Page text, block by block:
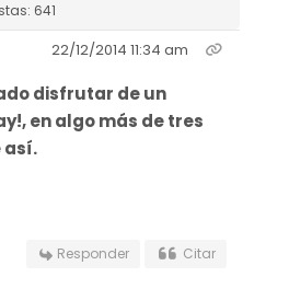
641
22/12/2014 11:34 am
disfrutar de un
en algo más de tres
así.
Responder Citar